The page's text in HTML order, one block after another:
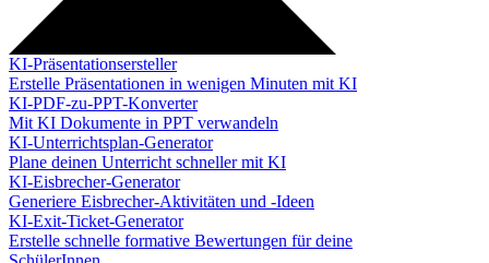
KI-Präsentationsersteller
Erstelle Präsentationen in wenigen Minuten mit KI
KI-PDF-zu-PPT-Konverter
Mit KI Dokumente in PPT verwandeln
KI-Unterrichtsplan-Generator
Plane deinen Unterricht schneller mit KI
KI-Eisbrecher-Generator
Generiere Eisbrecher-Aktivitäten und -Ideen
KI-Exit-Ticket-Generator
Erstelle schnelle formative Bewertungen für deine